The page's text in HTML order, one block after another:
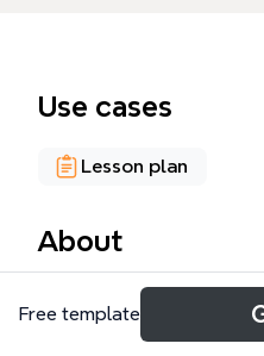
Use cases
Lesson plan
About
LAS VOCALES es un
diseñado para enseñar
Free template